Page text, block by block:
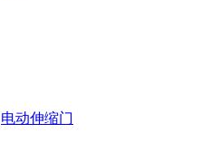
电动伸缩门